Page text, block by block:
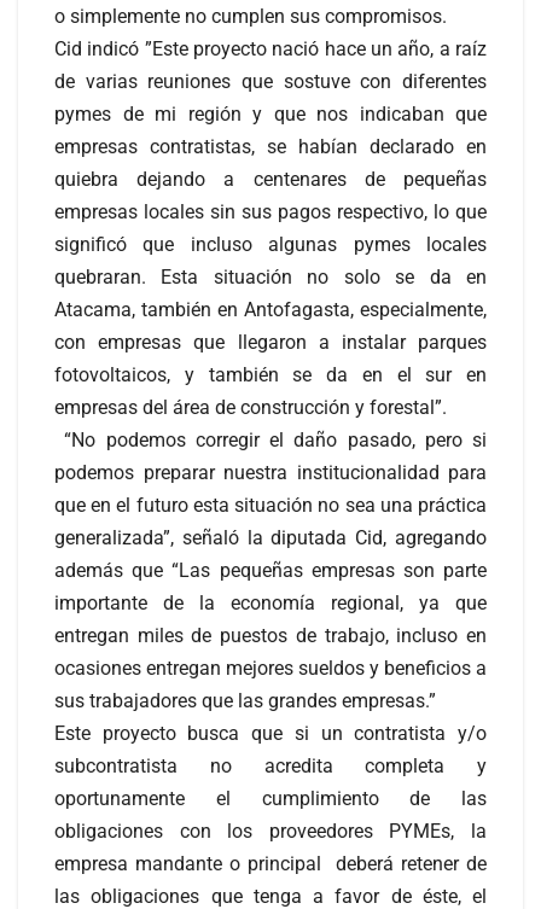
o simplemente no cumplen sus compromisos.
Cid indicó ”Este proyecto nació hace un año, a raíz
de varias reuniones que sostuve con diferentes
pymes de mi región y que nos indicaban que
empresas contratistas, se habían declarado en
quiebra dejando a centenares de pequeñas
empresas locales sin sus pagos respectivo, lo que
significó que incluso algunas pymes locales
quebraran. Esta situación no solo se da en
Atacama, también en Antofagasta, especialmente,
con empresas que llegaron a instalar parques
fotovoltaicos, y también se da en el sur en
empresas del área de construcción y forestal”.
“No podemos corregir el daño pasado, pero si
podemos preparar nuestra institucionalidad para
que en el futuro esta situación no sea una práctica
generalizada”, señaló la diputada Cid, agregando
además que “Las pequeñas empresas son parte
importante de la economía regional, ya que
entregan miles de puestos de trabajo, incluso en
ocasiones entregan mejores sueldos y beneficios a
sus trabajadores que las grandes empresas.”
Este proyecto busca que si un contratista y/o
subcontratista no acredita completa y
oportunamente el cumplimiento de las
obligaciones con los proveedores PYMEs, la
empresa mandante o principal deberá retener de
las obligaciones que tenga a favor de éste, el